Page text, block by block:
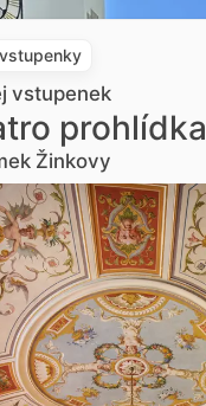
vstupenek
prohlídka
Žinkovy